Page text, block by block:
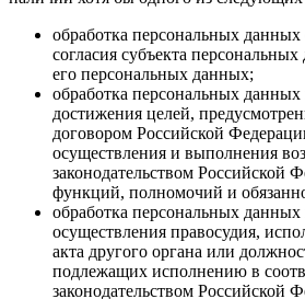
обработка персональных данных
согласия субъекта
его персональных данных;
обработка персональных данных
достижения целей,
договором Российской
осуществления и выполнения
законодательством Российской
функций, полномочий и
обработка персональных данных
осуществления правосудия,
акта другого органа или
подлежащих исполнению в
законодательством Российской